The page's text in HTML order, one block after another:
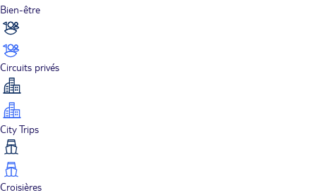
Bien-être
Circuits privés
City Trips
Croisières